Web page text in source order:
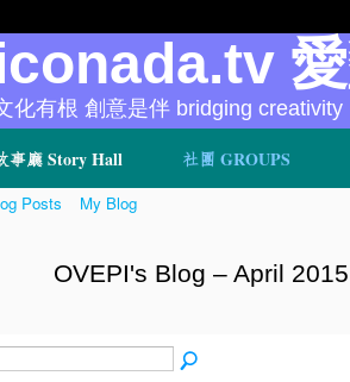
事廳 Story Hall 社團 GROUPS
化有根 創意是伴 bridging creativity
Posts My Blog
OVEPI's Blog – April